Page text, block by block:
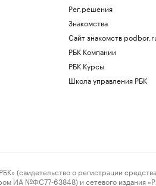
Рег.решения
Знакомства
Сайт знакомств
РБК Компании
РБК Курсы
Школа управления РБК
о регистрации
ИА №ФС77-63848) и сетевого издания